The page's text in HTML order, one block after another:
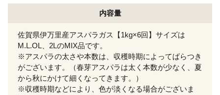
内容量
佐賀県伊万里産アスパラガス【1kg×6回】サイズは
M.L.OL、2LのMIX品です。
※アスパラの太さや本数は、収穫時期によってばらつき
がございます。（春芽アスパラは太く本数が少なく、夏
から秋にかけて細くなってきます。）
※収穫時期などにより、色が淡くなる場合がございま